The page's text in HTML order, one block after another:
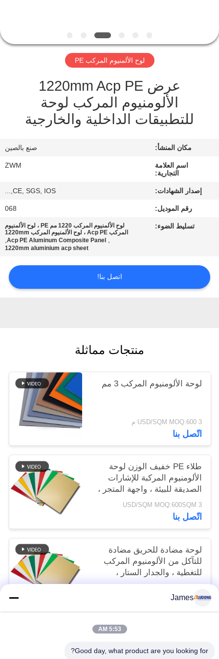
اتصل
القضايا
اطلب
اقتباس
خريطة
الموقع
الخصوصية
لوح الألمنيوم المركب PE
عرض 1220mm Acp PE
الألومنيوم المركب لوحة
للتطبيقات الداخلية والخارجية
مكان المنشأ: صنع بالصين
اسم العلامة
التجارية:
ZWM
إصدار الشهادات: CE, SGS, IOS,...
رقم الموديل: 068
تسليط الضوء:
لوح الألمنيوم المركب 1220 مم PE ، لوح الألمنيوم
المركب Acp PE ، لوح الألمنيوم المركب 1220mm
,
Acp PE Aluminum Composite Panel
,
1220mm aluminium acp sheet
اتصل بنا!
منتجات مماثلة
لوحة الألومنيوم المركب 3 مم
3 USD/SQM MOQ:600 م
اتّصل بنا
طلاء PE خفيف الوزن لوحة
الألومنيوم المركبة للإشارات
الصديقة للبيئة ، واجهة المتجر ،
تزيين الداخلية3 USD/SQM MOQ:600SQM
اتّصل بنا
لوحة مضادة للحريق مضادة
للتآكل من الألومنيوم المركب
للتغطية ، والجدار الستار ،
والسقف
اتّصل بنا
James
5:53 AM
Good day, what product are you looking for?